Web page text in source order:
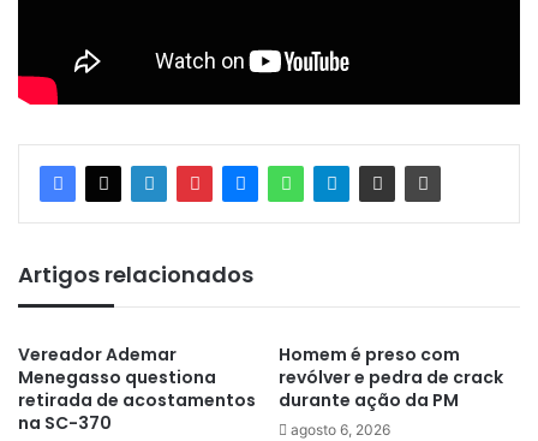
Artigos relacionados
Vereador Ademar
Menegasso questiona
retirada de acostamentos
na SC-370
Homem é preso com
revólver e pedra de crack
durante ação da PM
agosto 6, 2026